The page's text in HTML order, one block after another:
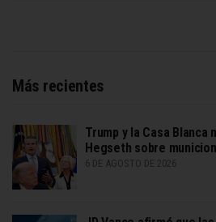
Más recientes
Trump y la Casa
Hegseth sobre
6 DE AGOSTO DE 2026